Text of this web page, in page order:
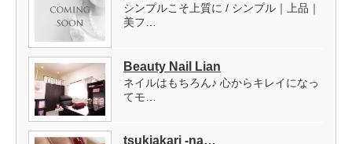
シンプルこそ上質に / シンプル｜上品｜
美フ…
Beauty Nail Lian
ネイルはもちろん♪ 心からキレイになっ
てモ…
tsukiakari -na…